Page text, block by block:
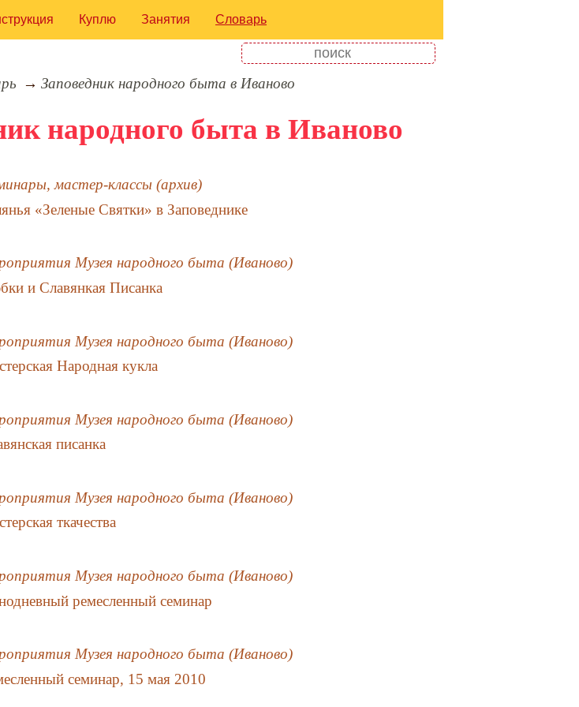
Куплю Занятия Словарь
Заповедник народного быта в Иваново
народного быта в Иваново
мастер-классы (архив)
«Зеленые Святки» в Заповеднике
Музея народного быта (Иваново)
и Славянкая Писанка
Музея народного быта (Иваново)
Народная кукла
Музея народного быта (Иваново)
писанка
Музея народного быта (Иваново)
ткачества
Музея народного быта (Иваново)
ремесленный семинар
Музея народного быта (Иваново)
семинар, 15 мая 2010